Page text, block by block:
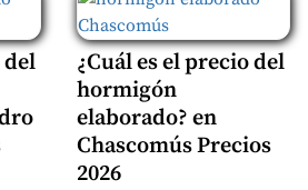
del
¿Cuál es el precio del
hormigón
elaborado? en
Chascomús Precios
2026